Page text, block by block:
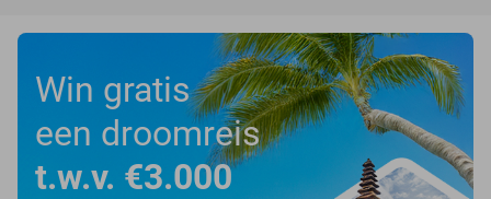
Win gratis
een droomreis
t.w.v. €3.000